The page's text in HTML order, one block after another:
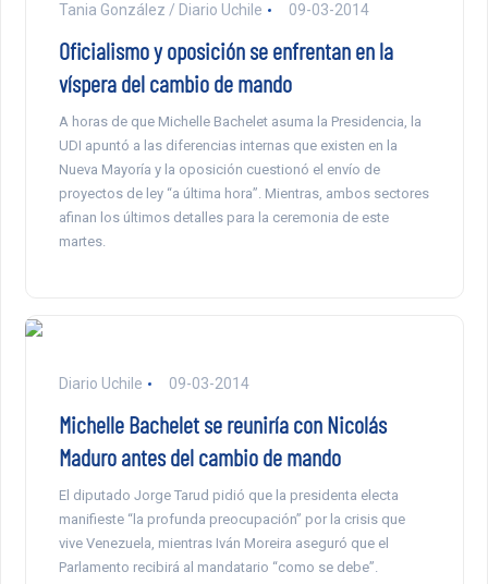
Tania González / Diario Uchile 09-03-2014
Oficialismo y oposición se enfrentan en la
víspera del cambio de mando
A horas de que Michelle Bachelet asuma la Presidencia, la
UDI apuntó a las diferencias internas que existen en la
Nueva Mayoría y la oposición cuestionó el envío de
proyectos de ley “a última hora”. Mientras, ambos sectores
afinan los últimos detalles para la ceremonia de este
martes.
Diario Uchile 09-03-2014
Michelle Bachelet se reuniría con Nicolás
Maduro antes del cambio de mando
El diputado Jorge Tarud pidió que la presidenta electa
manifieste “la profunda preocupación” por la crisis que
vive Venezuela, mientras Iván Moreira aseguró que el
Parlamento recibirá al mandatario “como se debe”.